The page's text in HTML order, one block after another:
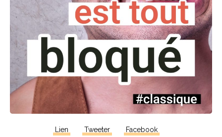
Lien Tweeter Facebook